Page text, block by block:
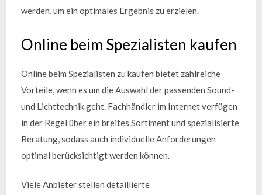
werden, um ein optimales Ergebnis zu erzielen.
Online beim Spezialisten kaufen
Online beim Spezialisten zu kaufen bietet zahlreiche
Vorteile, wenn es um die Auswahl der passenden Sound-
und Lichttechnik geht. Fachhändler im Internet verfügen
in der Regel über ein breites Sortiment und spezialisierte
Beratung, sodass auch individuelle Anforderungen
optimal berücksichtigt werden können.
Viele Anbieter stellen detaillierte